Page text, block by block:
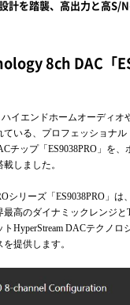
計を踏襲、高出力と高S/
8ch DAC「
ハイエンドホームオーディオ
いる、プロフェッショナル
チップ「ES9038PRO」を
しました。
シリーズ「ES9038PRO」
高のダイナミックレンジと
HyperStream DACテクノ
提供します。